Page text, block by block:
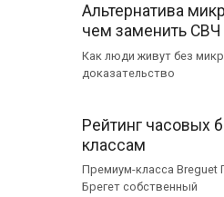
Альтернатива
чем заменить СВЧ
Как люди живут без
доказательство
Рейтинг часовых
классам
Премиум-класса Breguet
Брегет собственный